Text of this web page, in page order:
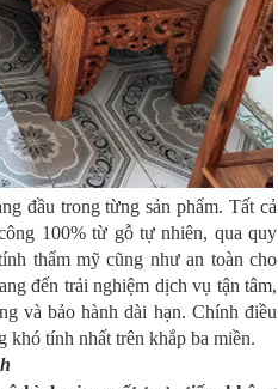
đầu trong từng sản phẩm. Tất cả
100% từ gỗ tự nhiên, qua quy
thẩm mỹ cũng như an toàn cho
đến trải nghiệm dịch vụ tận tâm,
và bảo hành dài hạn. Chính điều
khó tính nhất trên khắp ba miền.